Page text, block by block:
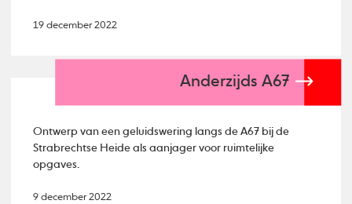
19 december 2022
Anderzijds A67
Ontwerp van een geluidswering langs de A67 bij de
Strabrechtse Heide als aanjager voor ruimtelijke
opgaves.
9 december 2022